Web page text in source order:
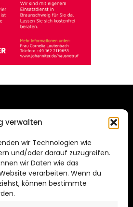
verwalten
wir Technologien wie
und/oder darauf zuzugreifen.
wir Daten wie das
verarbeiten. Wenn du
können bestimmte
BEI FACEBOOK